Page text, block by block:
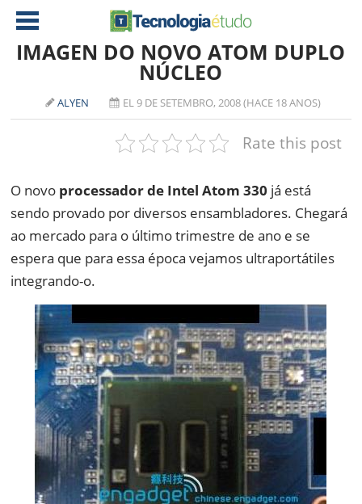
AMD
ATI
NVIDIA
SOFTWARE
NOTEBOOKS
TABLETS
IOS
NOKIA
JOGOS
DOWNLOADS
ANÁLISE
IMAGEN DO NOVO ATOM DUPLO
NÚCLEO
ALYEN EL 9 DE SETEMBRO, 2008 (HACE 18 ANOS)
Rate this post
O novo processador de Intel Atom 330 já está
sendo provado por diversos ensambladores. Chegará
ao mercado para o último trimestre de ano e se
espera que para essa época vejamos ultraportátiles
integrando-o.